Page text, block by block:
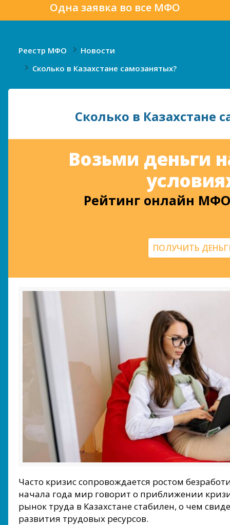
Одна заявка во все МФО
Реестр МФО
Новости
Сколько в Казахстане самозанятых?
Сколько в Казахстане
Возьми деньги
Рейтинг онлайн
ПОЛУЧИТЬ
Часто кризис сопровождается ростом
начала года мир говорит о приближении
рынок труда в Казахстане стабилен, о чем
развития трудовых ресурсов.